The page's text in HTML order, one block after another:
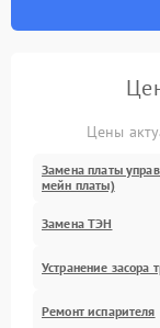
Цены
Замена платы
мейн платы)
Замена ТЭН
Устранение засора
Ремонт испарителя